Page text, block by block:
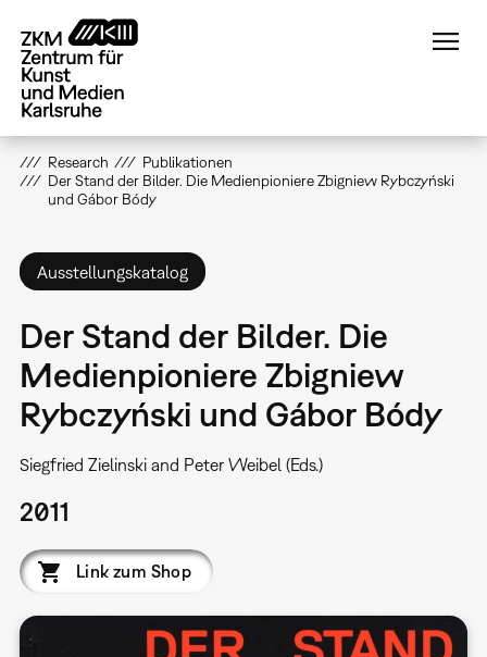
zum
Inhalt
Research
Publikationen
Der Stand der Bilder. Die Medienpioniere Zbigniew Rybczyński
und Gábor Bódy
Ausstellungskatalog
Der Stand der Bilder. Die
Medienpioniere Zbigniew
Rybczyński und Gábor Bódy
Siegfried Zielinski and Peter Weibel (Eds.)
2011
Link zum Shop